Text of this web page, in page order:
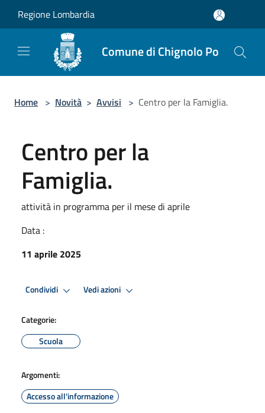
Regione Lombardia
Comune di Chignolo Po
Home > Novità > Avvisi > Centro per la Famiglia.
Centro per la
Famiglia.
attività in programma per il mese di aprile
Data :
11 aprile 2025
Condividi Vedi azioni
Categorie:
Scuola
Argomenti:
Accesso all'informazione